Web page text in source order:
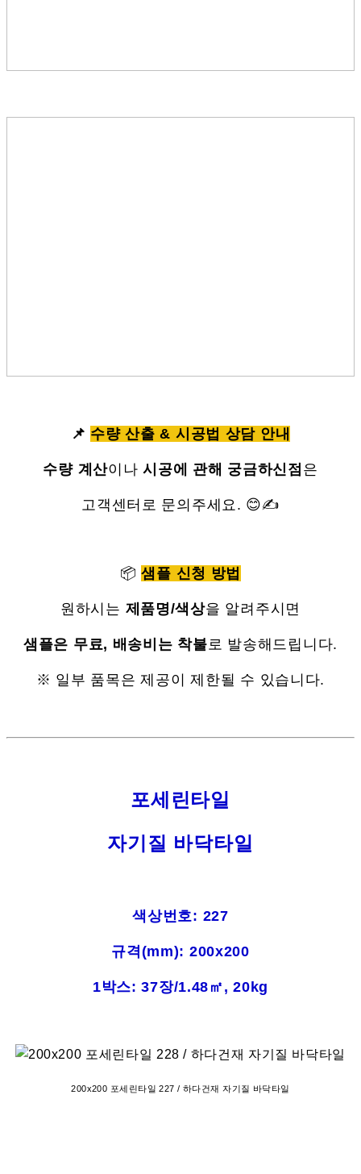
📌 수량 산출 & 시공법 상담 안내
수량 계산이나시공에 관해 궁금하신점 은
고객센터로 문의주세요. 😊✍
📦샘플 신청 방법
원하시는 제품명/색상을 알려주시면
샘플은 무료, 배송비는 착불로 발송해드립니다.
※ 일부 품목은 제공이 제한될 수 있습니다.
포세린타일
자기질 바닥타일
색상번호: 227
규격(mm): 200x200
1박스: 37장/1.48㎡, 20kg
200x200 포세린타일 227 / 하다건재 자기질 바닥타일